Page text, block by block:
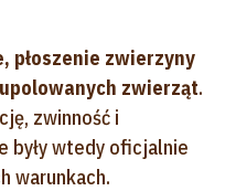
płoszenie zwierzyny
zwierząt.
zwinność i
były wtedy oficjalnie
warunkach.